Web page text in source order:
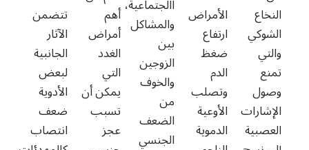
النخاع
الشوكي
والتي
تمنع
وصول
الإشارات
العصبية
الأمراض
ارتفاع
ضغظ
الدم
وتصلب
الأوعية
الدموية
االجتماعية،
والمشاكل
بين
الزوجين
والخوف
من
الضعف
الجنسي
أهم
أمراض
الغدد
التي
يمكن أن
تسبب
عجز
تتضمن
الآثار
الجانبية
لبعض
الأدوية
ضعف
انتصاب